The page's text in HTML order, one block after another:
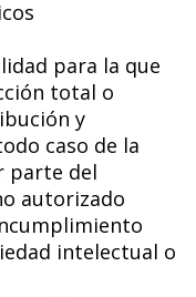
para la que
total o
y
caso de la
parte del
autorizado
intelectual o